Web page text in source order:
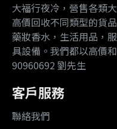
大福行夜冷，營售各類
高價回收不同類型的貨
藥妝香水，生活用品，
具設備。我們都以高價
90960692 劉先生
客戶服務
聯絡我們